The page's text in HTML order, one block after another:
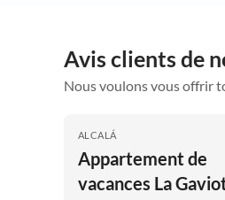
Avis clients de
Nous voulons vous offrir
ALCALÁ
Appartement de
vacances La